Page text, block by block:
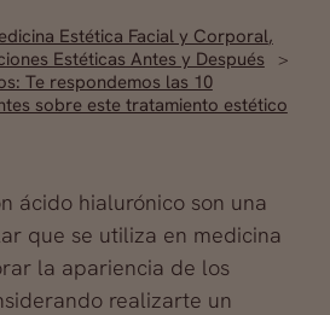
Estética Facial y Corporal,
Estéticas Antes y Después
Te respondemos las 10
sobre este tratamiento estético
ácido hialurónico son una
que se utiliza en medicina
la apariencia de los
realizarte un